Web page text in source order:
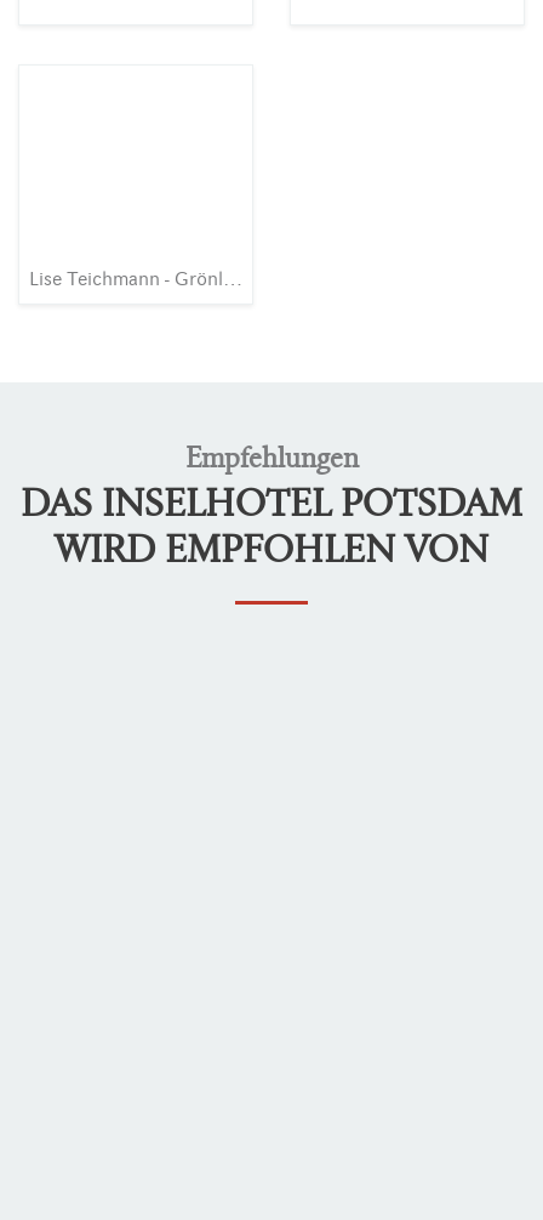
Lise Teichmann - Grönland
Empfehlungen
DAS INSELHOTEL POTSDAM
WIRD EMPFOHLEN VON